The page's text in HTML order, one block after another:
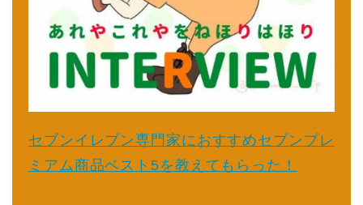
セブンイレブン専門家におすすめセブンプレ
ミアム商品ベスト5を教えてもらった！